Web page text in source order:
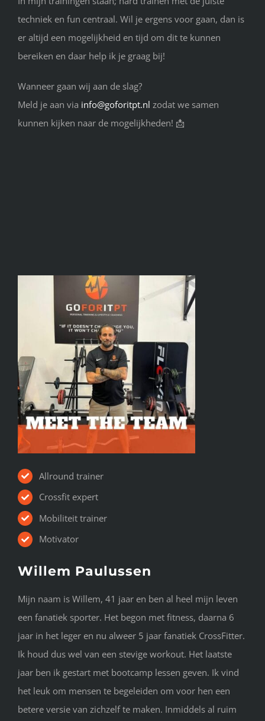
techniek en fun centraal. Wil je ergens voor gaan, dan is
er altijd een mogelijkheid en tijd om dit te kunnen
bereiken en daar help ik je graag bij!
Wanneer gaan wij aan de slag?
Meld je aan via info@goforitpt.nl zodat we samen
kunnen kijken naar de mogelijkheden! 📩
Allround trainer
Crossfit expert
Mobiliteit trainer
Motivator
Willem Paulussen
Mijn naam is Willem, 41 jaar en ben al heel mijn leven
een fanatiek sporter. Het begon met fitness, daarna 6
jaar in het leger en nu alweer 5 jaar fanatiek CrossFitter.
Ik houd dus wel van een stevige workout. Het laatste
jaar ben ik gestart met bootcamp lessen geven. Ik vind
het leuk om mensen te begeleiden om voor hen een
betere versie van zichzelf te maken. Inmiddels al ruim